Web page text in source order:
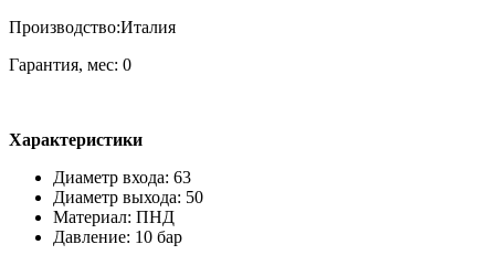
Производство:Италия
Гарантия, мес: 0
Характеристики
Диаметр входа: 63
Диаметр выхода: 50
Материал: ПНД
Давление: 10 бар